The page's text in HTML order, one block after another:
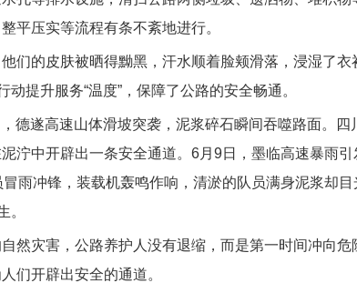
平压实等流程有条不紊地进行。
的皮肤被晒得黝黑，汗水顺着脸颊滑落，浸湿了衣
动提升服务“温度”，保障了公路的安全畅通。
遂高速山体滑坡突袭，泥浆碎石瞬间吞噬路面。四
泞中开辟出一条安全通道。6月9日，墨临高速暴雨引
雨冲锋，装载机轰鸣作响，清淤的队员满身泥浆却
。
灾害，公路养护人没有退缩，而是第一时间冲向危
们开辟出安全的通道。